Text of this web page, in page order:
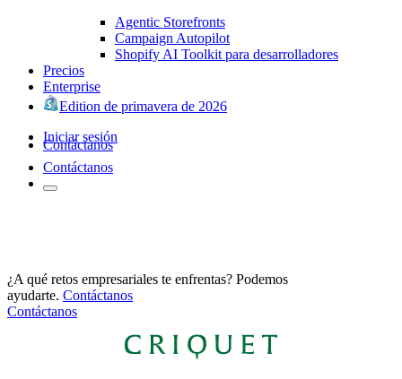
Agentic Storefronts
Campaign Autopilot
Shopify AI Toolkit para desarrolladores
Precios
Enterprise
Edition de primavera de 2026
Iniciar sesión
Contáctanos
Contáctanos
¿A qué retos empresariales te enfrentas? Podemos
ayudarte. Contáctanos
Contáctanos